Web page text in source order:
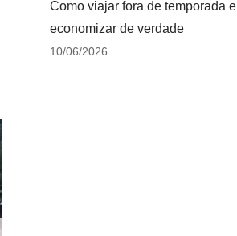
Como viajar fora de temporada e
economizar de verdade
10/06/2026